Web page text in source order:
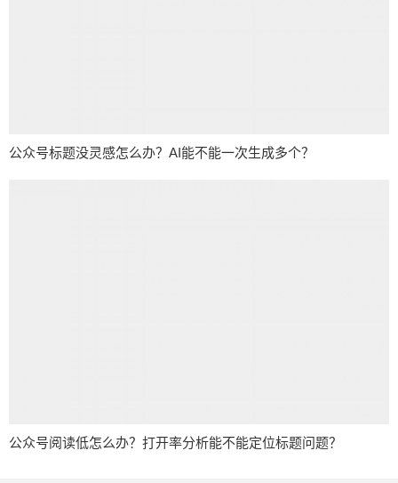
公众号标题没灵感怎么办？AI能不能一次生成多个？
公众号阅读低怎么办？打开率分析能不能定位标题问题？